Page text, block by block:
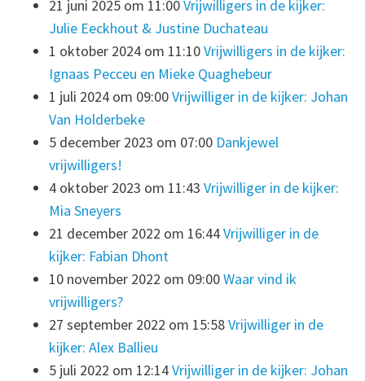
21 juni 2025 om 11:00Vrijwilligers in de kijker:
Julie Eeckhout & Justine Duchateau
1 oktober 2024 om 11:10Vrijwilligers in de kijker:
Ignaas Pecceu en Mieke Quaghebeur
1 juli 2024 om 09:00Vrijwilliger in de kijker: Johan
Van Holderbeke
5 december 2023 om 07:00 Dankjewel
vrijwilligers!
4 oktober 2023 om 11:43 Vrijwilliger in de kijker:
Mia Sneyers
21 december 2022 om 16:44Vrijwilliger in de
kijker: Fabian Dhont
10 november 2022 om 09:00Waar vind ik
vrijwilligers?
27 september 2022 om 15:58Vrijwilliger in de
kijker: Alex Ballieu
5 juli 2022 om 12:14Vrijwilliger in de kijker: Johan